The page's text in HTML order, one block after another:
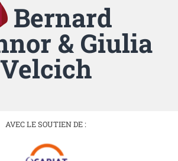
Bernard
& Giulia
Velcich
AVEC LE SOUTIEN DE :